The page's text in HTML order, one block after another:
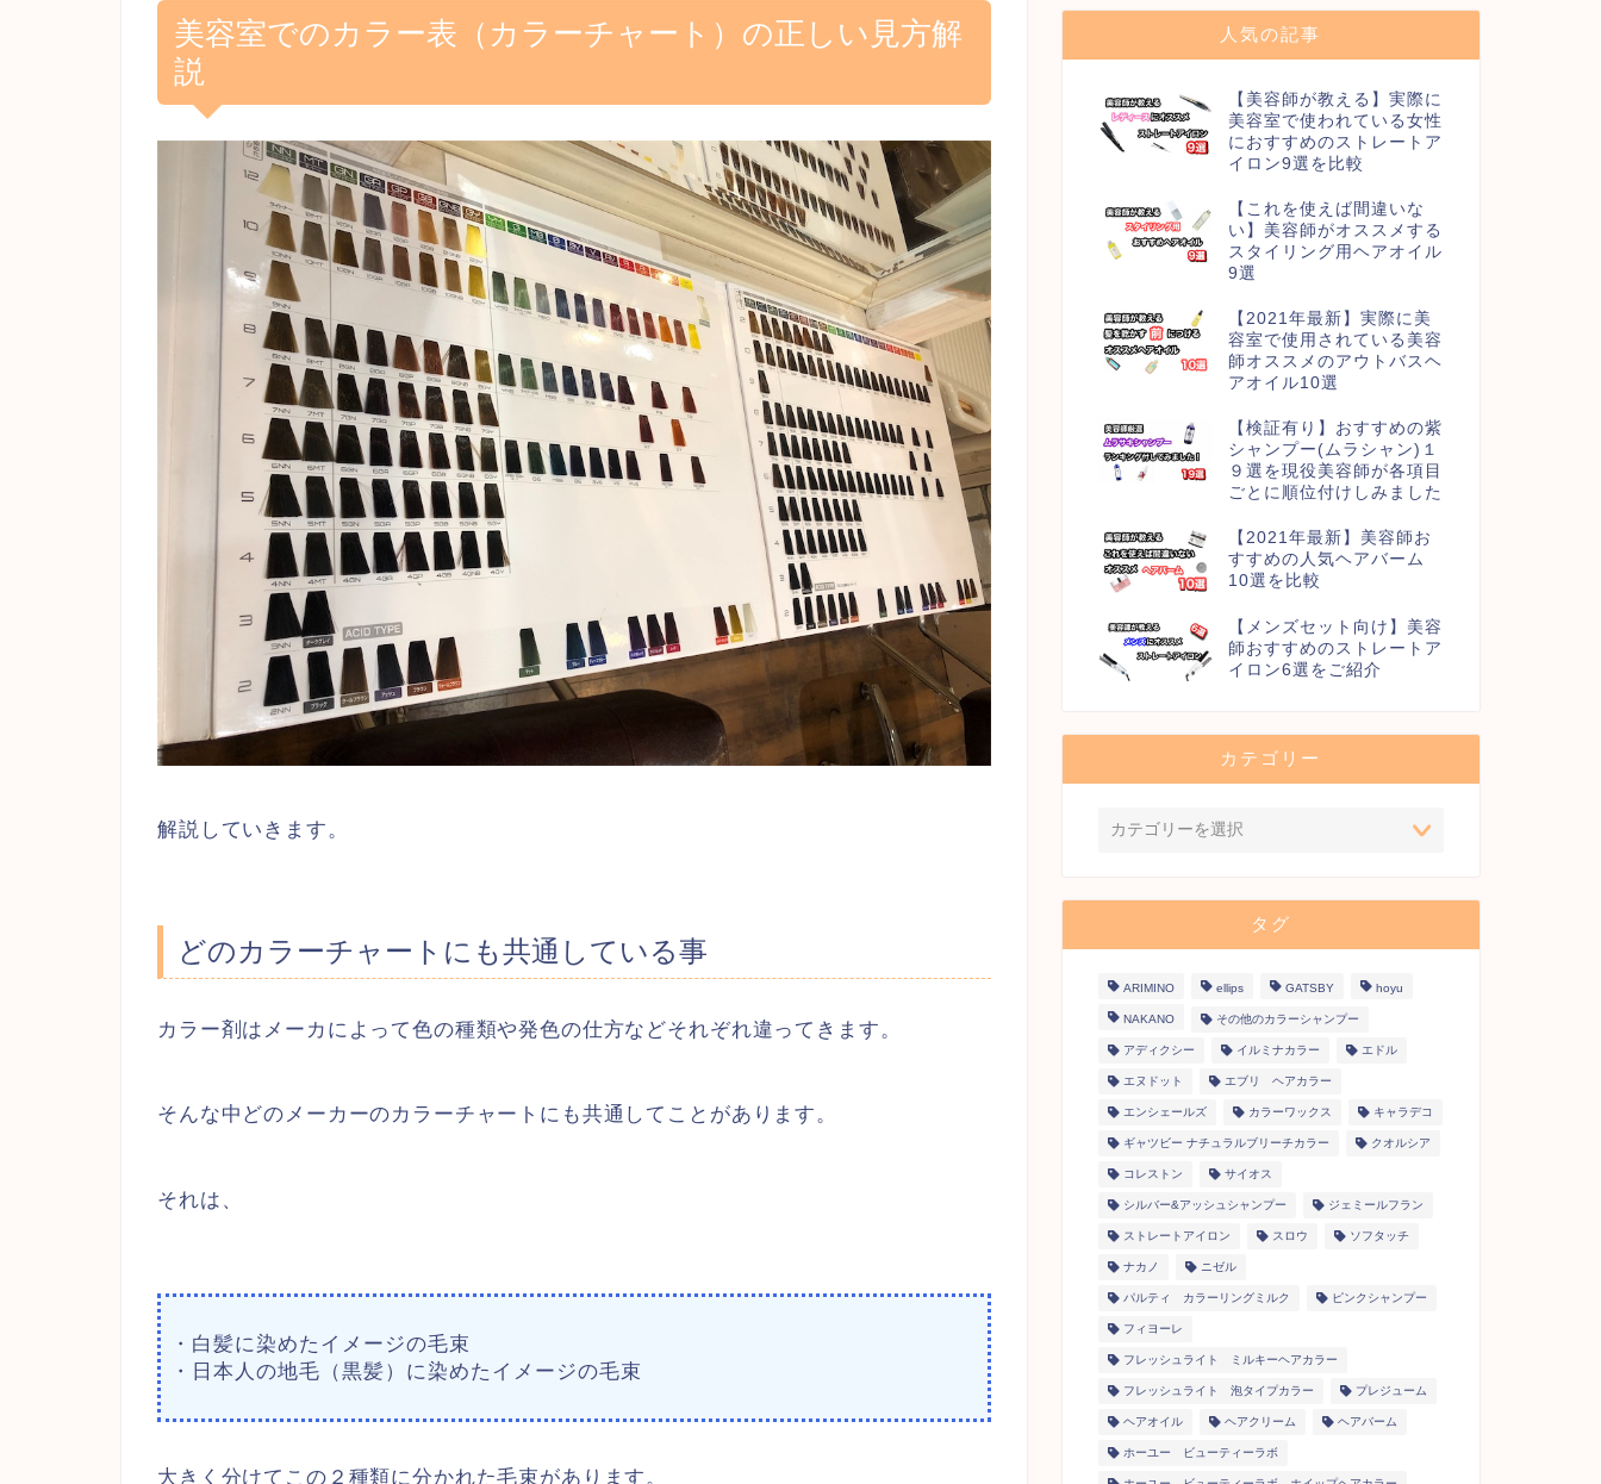
美容室でのカラー表（カラーチャート）の正しい見方解
説
解説していきます。
どのカラーチャートにも共通している事
カラー剤はメーカによって色の種類や発色の仕方などそれぞれ違ってきます。
そんな中どのメーカーのカラーチャートにも共通してことがあります。
それは、
・白髪に染めたイメージの毛束
・日本人の地毛（黒髪）に染めたイメージの毛束
大きく分けてこの２種類に分かれた毛束があります。
人気の記事
【美容師が教える】実際に
美容室で使われている女性
におすすめのストレートア
イロン9選を比較
【これを使えば間違いな
い】美容師がオススメする
スタイリング用ヘアオイル
9選
【2021年最新】実際に美
容室で使用されている美容
師オススメのアウトバスヘ
アオイル10選
【検証有り】おすすめの紫
シャンプー(ムラシャン)１
９選を現役美容師が各項目
ごとに順位付けしみました
【2021年最新】美容師お
すすめの人気ヘアバーム
10選を比較
【メンズセット向け】美容
師おすすめのストレートア
イロン6選をご紹介
カテゴリー
タグ
ARIMINO ellips GATSBY hoyu
NAKANO その他のカラーシャンプー
アディクシー イルミナカラー エドル
エヌドット エブリ ヘアカラー
エンシェールズ カラーワックス キャラデコ
ギャツビー ナチュラルブリーチカラー クオルシア
コレストン サイオス
シルバー&アッシュシャンプー ジェミールフラン
ストレートアイロン スロウ ソフタッチ
ナカノ ニゼル
パルティ カラーリングミルク ピンクシャンプー
フィヨーレ
フレッシュライト ミルキーヘアカラー
フレッシュライト 泡タイプカラー プレジューム
ヘアオイル ヘアクリーム ヘアバーム
ホーユー ビューティーラボ